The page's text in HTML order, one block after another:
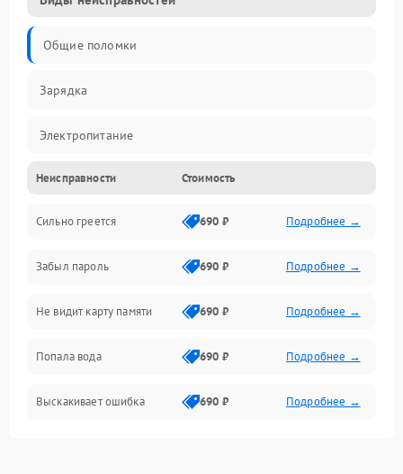
Общие поломки
Зарядка
Электропитание
Экран и изображение
Дисплей
Экран (дисплей)
Связь
Разговор (микрофон, динамик)
Перегрев и нестабильная работа
Неисправности Стоимость
Сильно греется 690 ₽ Подробнее →
Забыл пароль 690 ₽ Подробнее →
Не видит карту памяти 690 ₽ Подробнее →
Попала вода 690 ₽ Подробнее →
Выскакивает ошибка 690 ₽ Подробнее →